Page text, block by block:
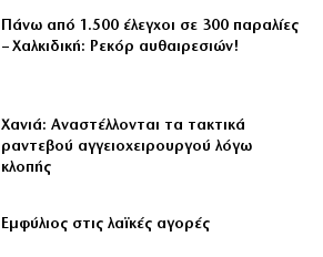
Πάνω από 1.500 έλεγχοι σε 300 παραλίες
– Χαλκιδική: Ρεκόρ αυθαιρεσιών!
Χανιά: Αναστέλλονται τα τακτικά
ραντεβού αγγειοχειρουργού λόγω
κλοπής
Εμφύλιος στις λαϊκές αγορές